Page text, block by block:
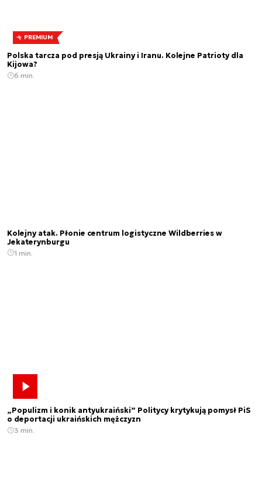
PREMIUM
Polska tarcza pod presją Ukrainy i Iranu. Kolejne Patrioty dla
Kijowa?
6 min.
Kolejny atak. Płonie centrum logistyczne Wildberries w
Jekaterynburgu
1 min.
„Populizm i konik antyukraiński” Politycy krytykują pomysł PiS
o deportacji ukraińskich mężczyzn
3 min.